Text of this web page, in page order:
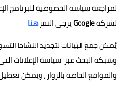
لمراجعة سياسة الخصوصية للبرنامج
لشركةGoogleيرجى النقرهنا
يُمكن جمع البيانات لتجديد النشاط
وشبكة البحث عبر سياسة الإعلانات
والمواقع الخاصة بالزوار ، ويمكن